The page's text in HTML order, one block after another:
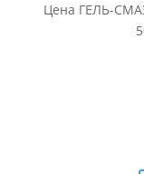
Цена ГЕЛЬ-